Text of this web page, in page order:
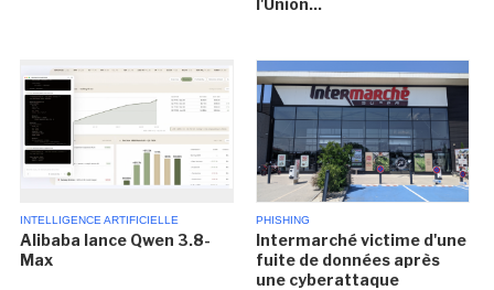
l'Union...
INTELLIGENCE ARTIFICIELLE
Alibaba lance Qwen 3.8-
Max
PHISHING
Intermarché victime d'une
fuite de données après
une cyberattaque